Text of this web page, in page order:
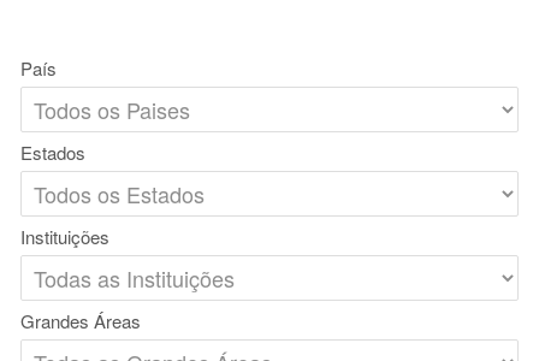
País
Estados
Instituições
Grandes Áreas